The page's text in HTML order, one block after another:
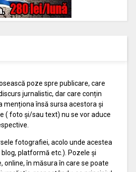
poze spre publicare, care
jurnalistic, dar care conțin
menționa însă sursa acestora și
( foto și/sau text) nu se vor aduce
fotografiei, acolo unde acestea
platformă etc.). Pozele și
online, în măsura în care se poate